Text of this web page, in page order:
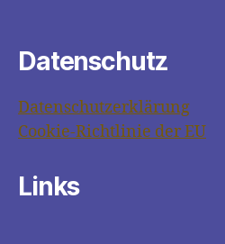
Datenschutz
Datenschutzerklärung
Cookie-Richtlinie der EU
Links